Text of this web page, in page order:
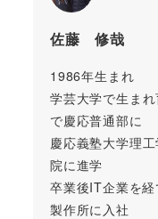
佐藤 修哉
1986年生まれ
学芸大学で生ま
で慶応普通部に
慶応義塾大学理
院に進学
卒業後IT企業を
製作所に入社